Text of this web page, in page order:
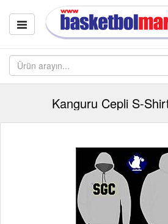
Kanguru Cepli S-